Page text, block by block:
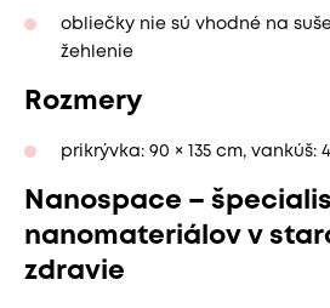
obliečky nie sú vhodné na
žehlenie
Rozmery
prikrývka: 90 × 135 cm, vankúš:
Nanospace –
nanomateriálov v
zdravie